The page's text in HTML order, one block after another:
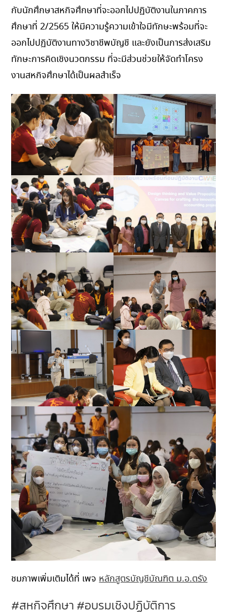
กับนักศึกษาสหกิจศึกษาที่จะออกไปปฏิบัติงานในภาคการ
ศึกษาที่ 2/2565 ให้มีความรู้ความเข้าใจมีทักษะพร้อมที่จะ
ออกไปปฏิบัติงานทางวิชาชีพบัญชี และยังเป็นการส่งเสริม
ทักษะการคิดเชิงนวตกรรม ที่จะมีส่วนช่วยให้จัดทำโครง
งานสหกิจศึกษาได้เป็นผลสำเร็จ
ชมภาพเพิ่มเติมได้ที่ เพจหลักสูตรบัญชีบัณฑิต ม.อ.ตรัง
#สหกิจศึกษา #อบรมเชิงปฏิบัติการ